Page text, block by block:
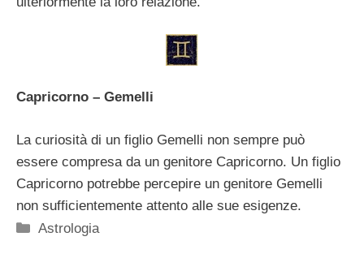
Capricorno – Gemelli
La curiosità di un figlio Gemelli non sempre può
essere compresa da un genitore Capricorno. Un figlio
Capricorno potrebbe percepire un genitore Gemelli
non sufficientemente attento alle sue esigenze.
Categorie
Astrologia